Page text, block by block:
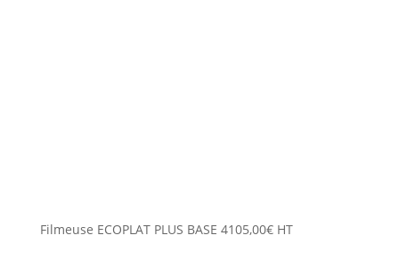
Filmeuse ECOPLAT PLUS BASE 4105,00€ HT